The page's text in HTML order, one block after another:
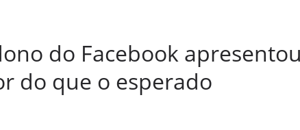
do Facebook
do que o esperado